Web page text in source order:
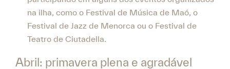
na ilha, como o Festival de Música de Maó, o
Festival de Jazz de Menorca ou o Festival de
Teatro de Ciutadella.
Abril: primavera plena e agradável